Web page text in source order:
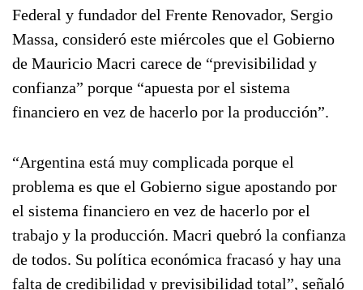
Federal y fundador del Frente Renovador, Sergio
Massa, consideró este miércoles que el Gobierno
de Mauricio Macri carece de “previsibilidad y
confianza” porque “apuesta por el sistema
financiero en vez de hacerlo por la producción”.
“Argentina está muy complicada porque el
problema es que el Gobierno sigue apostando por
el sistema financiero en vez de hacerlo por el
trabajo y la producción. Macri quebró la confianza
de todos. Su política económica fracasó y hay una
falta de credibilidad y previsibilidad total”, señaló